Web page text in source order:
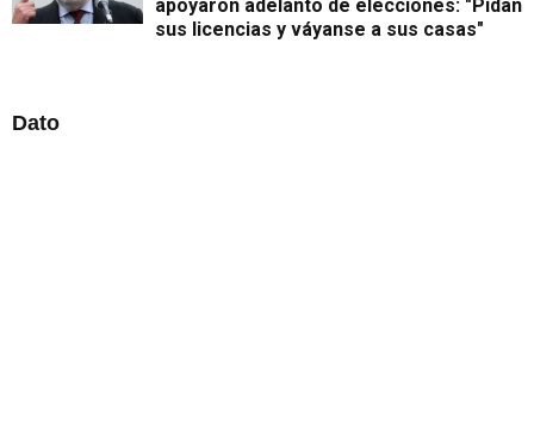
apoyaron adelanto de elecciones: "Pidan
sus licencias y váyanse a sus casas"
Dato